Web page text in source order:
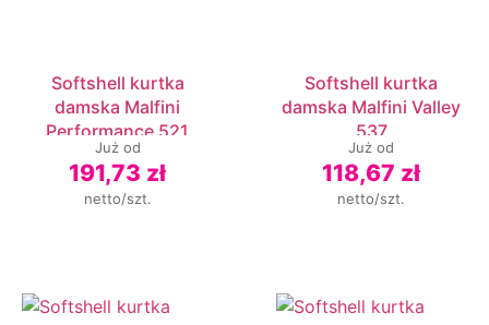
Softshell kurtka
damska Malfini
Performance 521
Już od
191,73 zł
netto/szt.
Softshell kurtka
damska Malfini Valley
537
Już od
118,67 zł
netto/szt.